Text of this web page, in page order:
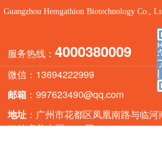
Guangzhou Hemgathion Biotechnology Co.,
服务热线： 4000380009
微信：13694222999
邮箱 ：997623490@qq.com
地址 ：广州市花都区凤凰南路与临
口的卓美大厦8、9层